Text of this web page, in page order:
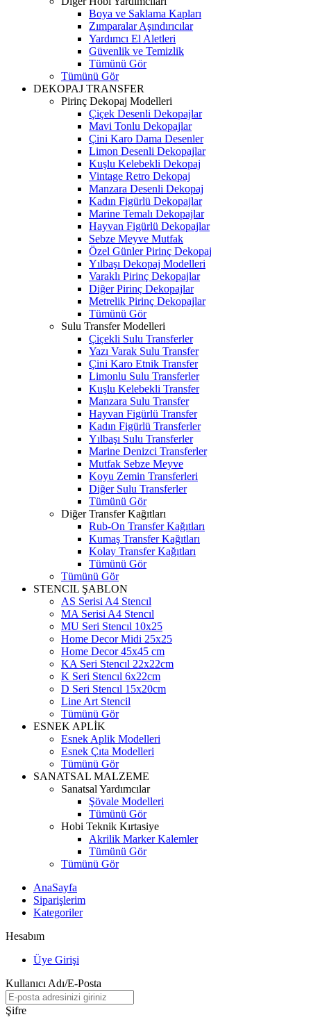
Boya ve Saklama Kapları
Zımparalar Aşındırıcılar
Yardımcı El Aletleri
Güvenlik ve Temizlik
Tümünü Gör
Tümünü Gör
DEKOPAJ TRANSFER
Pirinç Dekopaj Modelleri
Çiçek Desenli Dekopajlar
Mavi Tonlu Dekopajlar
Çini Karo Dama Desenler
Limon Desenli Dekopajlar
Kuşlu Kelebekli Dekopaj
Vintage Retro Dekopaj
Manzara Desenli Dekopaj
Kadın Figürlü Dekopajlar
Marine Temalı Dekopajlar
Hayvan Figürlü Dekopajlar
Sebze Meyve Mutfak
Özel Günler Pirinç Dekopaj
Yılbaşı Dekopaj Modelleri
Varaklı Pirinç Dekopajlar
Diğer Pirinç Dekopajlar
Metrelik Pirinç Dekopajlar
Tümünü Gör
Sulu Transfer Modelleri
Çiçekli Sulu Transferler
Yazı Varak Sulu Transfer
Çini Karo Etnik Transfer
Limonlu Sulu Transferler
Kuşlu Kelebekli Transfer
Manzara Sulu Transfer
Hayvan Figürlü Transfer
Kadın Figürlü Transferler
Yılbaşı Sulu Transferler
Marine Denizci Transferler
Mutfak Sebze Meyve
Koyu Zemin Transferleri
Diğer Sulu Transferler
Tümünü Gör
Diğer Transfer Kağıtları
Rub-On Transfer Kağıtları
Kumaş Transfer Kağıtları
Kolay Transfer Kağıtları
Tümünü Gör
Tümünü Gör
STENCIL ŞABLON
AS Serisi A4 Stencıl
MA Serisi A4 Stencıl
MU Seri Stencıl 10x25
Home Decor Midi 25x25
Home Decor 45x45 cm
KA Seri Stencıl 22x22cm
K Seri Stencıl 6x22cm
D Seri Stencıl 15x20cm
Line Art Stencil
Tümünü Gör
ESNEK APLİK
Esnek Aplik Modelleri
Esnek Çıta Modelleri
Tümünü Gör
SANATSAL MALZEME
Sanatsal Yardımcılar
Şövale Modelleri
Tümünü Gör
Hobi Teknik Kırtasiye
Akrilik Marker Kalemler
Tümünü Gör
Tümünü Gör
AnaSayfa
Siparişlerim
Kategoriler
Hesabım
Üye Girişi
Kullanıcı Adı/E-Posta
Şifre